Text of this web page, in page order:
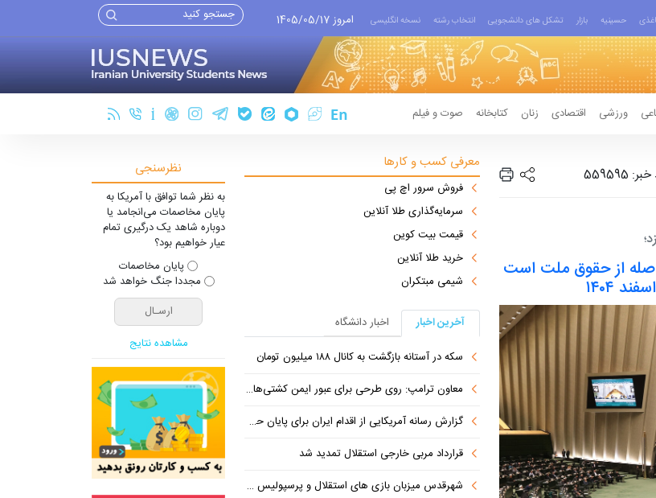
حسینیه بازار تشکل های دانشجویی انتخاب رشته نسخه انگلیسی امروز 1405/05/17
ورزشی اقتصادی زنان کتابخانه صوت و فیلم
559595
از حقوق ملت است
معرفی کسب و کارها
فروش سرور اچ پی
سرمایه‌گذاری طلا آنلاین
قیمت بیت کوین
خرید طلا آنلاین
شیمی مبتکران
آخرین اخبار
اخبار دانشگاه
سکه در آستانه بازگشت به کانال ۱۸۸ میلیون تومان
معاون ترامپ: روی طرحی برای عبور ایمن کشتی‌ها از تنگه هرمز کار می‌کنیم
گزارش رسانه آمریکایی از اقدام ایران برای پایان حضور آمریکا درخلیج فارس
قرارداد مربی خارجی استقلال تمدید شد
شهرقدس میزبان بازی های استقلال و پرسپولیس شد
نظرسنجی
به نظر شما توافق با آمریکا به
پایان مخاصمات می‌انجامد یا
دوباره شاهد یک درگیری تمام
عیار خواهیم بود؟
پایان مخاصمات
مجددا جنگ خواهد شد
مشاهده نتایج